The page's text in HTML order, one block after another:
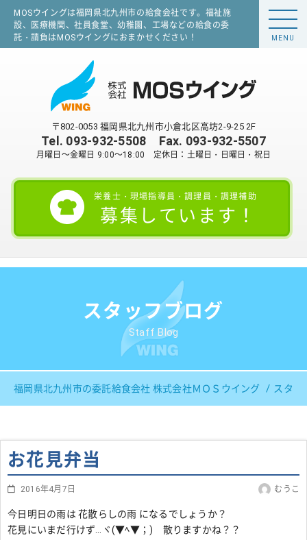
MOSウイングは福岡県北九州市の給食会社です。福祉施
設、医療機関、社員食堂、幼稚園、工場などの給食の委
託・請負はMOSウイングにおまかせください！
〒802-0053 福岡県北九州市小倉北区高坊2-9-25 2F
Tel. 093-932-5508 Fax. 093-932-5507
月曜日～金曜日 9:00～18:00 定休日：土曜日・日曜日・祝日
栄養士・現場指導員・調理員・調理補助
募集しています！
MENU
スタッフブログ
Staff Blog
福岡県北九州市の委託給食会社 株式会社ＭＯＳウイング スタッ
お花見弁当
2016年4月7日 むうこ
今日明日の雨は 花散らしの雨 になるでしょうか？
花見にいまだ行けず…ヾ(▼ﾍ▼；) 散りますかね？？